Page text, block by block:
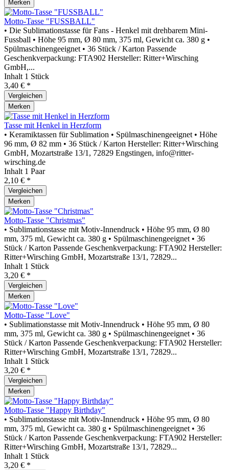
Merken
Motto-Tasse "FUSSBALL"
• Die Sublimationstasse für Fans - Henkel mit drehbarem Mini-
Fussball • Höhe 95 mm, Ø 80 mm, 375 ml, Gewicht ca. 380 g •
Spülmaschinengeeignet • 36 Stück / Karton Passende
Geschenkverpackung: FTA902 Hersteller: Ritter+Wirsching
GmbH,...
Inhalt 1 Stück
3,40 € *
Vergleichen
Merken
Tasse mit Henkel in Herzform
• Keramiktassen für Sublimation • Spülmaschinengeeignet • Höhe
96 mm, Ø 82 mm • 36 Stück / Karton Hersteller: Ritter+Wirsching
GmbH, Mozartstraße 13/1, 72829 Engstingen, info@ritter-
wirsching.de
Inhalt 1 Paar
2,10 € *
Vergleichen
Merken
Motto-Tasse "Christmas"
• Sublimationstasse mit Motiv-Innendruck • Höhe 95 mm, Ø 80
mm, 375 ml, Gewicht ca. 380 g • Spülmaschinengeeignet • 36
Stück / Karton Passende Geschenkverpackung: FTA902 Hersteller:
Ritter+Wirsching GmbH, Mozartstraße 13/1, 72829...
Inhalt 1 Stück
3,20 € *
Vergleichen
Merken
Motto-Tasse "Love"
• Sublimationstasse mit Motiv-Innendruck • Höhe 95 mm, Ø 80
mm, 375 ml, Gewicht ca. 380 g • Spülmaschinengeeignet • 36
Stück / Karton Passende Geschenkverpackung: FTA902 Hersteller:
Ritter+Wirsching GmbH, Mozartstraße 13/1, 72829...
Inhalt 1 Stück
3,20 € *
Vergleichen
Merken
Motto-Tasse "Happy Birthday"
• Sublimationstasse mit Motiv-Innendruck • Höhe 95 mm, Ø 80
mm, 375 ml, Gewicht ca. 380 g • Spülmaschinengeeignet • 36
Stück / Karton Passende Geschenkverpackung: FTA902 Hersteller:
Ritter+Wirsching GmbH, Mozartstraße 13/1, 72829...
Inhalt 1 Stück
3,20 € *